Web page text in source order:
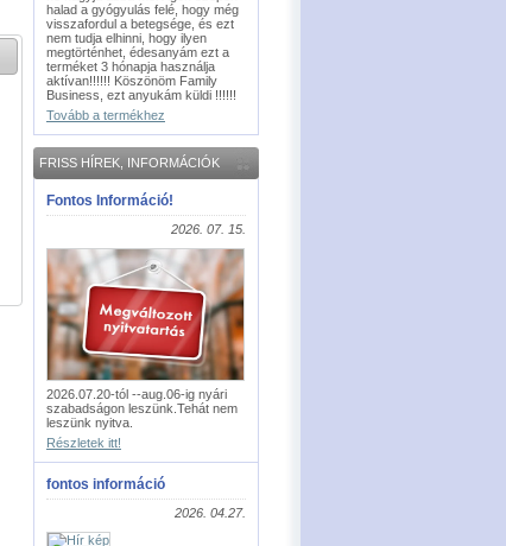
halad a gyógyulás felé, hogy még
visszafordul a betegsége, és ezt
nem tudja elhinni, hogy ilyen
megtörténhet, édesanyám ezt a
terméket 3 hónapja használja
aktívan!!!!!! Köszönöm Family
Business, ezt anyukám küldi !!!!!!
Tovább a termékhez
FRISS HÍREK, INFORMÁCIÓK
Fontos Információ!
2026. 07. 15.
2026.07.20-tól --aug.06-ig nyári
szabadságon leszünk.Tehát nem
leszünk nyitva.
Részletek itt!
fontos információ
2026. 04.27.